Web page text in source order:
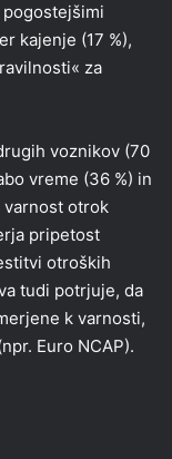
kajenje (17 %),
za
voznikov (70
vreme (36 %) in
varnost otrok
pripetost
otroških
tudi potrjuje, da
k varnosti,
Euro NCAP).